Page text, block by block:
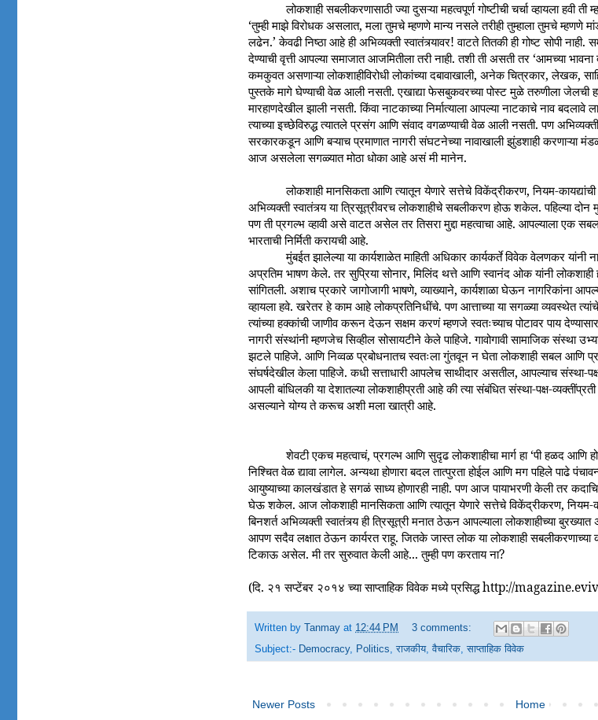
लोकशाही सबलीकरणासाठी ज्या दुसऱ्या महत्वपूर्ण गोष्टीची चर्चा व्हायला हवी
‘तुम्ही माझे विरोधक असलात, मला तुमचे म्हणणे मान्य नसले तरीही तुम्हाला तुमचे म्हणणे
लढेन.’ केवढी निष्ठा आहे ही अभिव्यक्ती स्वातंत्र्यावर! वाटते तितकी ही गोष्ट सोपी नाही.
देण्याची वृत्ती आपल्या समाजात आजमितीला तरी नाही. तशी ती असती तर ‘आमच्या
कमकुवत असणाऱ्या लोकशाहीविरोधी लोकांच्या दबावाखाली, अनेक चित्रकार, लेखक,
पुस्तके मागे घेण्याची वेळ आली नसती. एखाद्या फेसबुकवरच्या पोस्ट मुळे तरुणीला जेलची
मारहाणदेखील झाली नसती. किंवा नाटकाच्या निर्मात्याला आपल्या नाटकाचे नाव
त्याच्या इच्छेविरुद्ध त्यातले प्रसंग आणि संवाद वगळण्याची वेळ आली नसती. पण अभिव्यक्ती
सरकारकडून आणि बऱ्याच प्रमाणात नागरी संघटनेच्या नावाखाली झुंडशाही करणाऱ्या
आज असलेला सगळ्यात मोठा धोका आहे असं मी मानेन.
लोकशाही मानसिकता आणि त्यातून येणारे सत्तेचे विकेंद्रीकरण, नियम-
अभिव्यक्ती स्वातंत्र्य या त्रिसूत्रीवरच लोकशाहीचे सबलीकरण होऊ शकेल. पहिल्या दोन
पण ती प्रगल्भ व्हावी असे वाटत असेल तर तिसरा मुद्दा महत्वाचा आहे. आपल्याला एक
भारताची निर्मिती करायची आहे.
मुंबईत झालेल्या या कार्यशाळेत माहिती अधिकार कार्यकर्ते विवेक वेलणकर
अप्रतिम भाषण केले. तर सुप्रिया सोनार, मिलिंद थत्ते आणि स्वानंद ओक यांनी लोकशाही
सांगितली. अशाच प्रकारे जागोजागी भाषणे, व्याख्याने, कार्यशाळा घेऊन नागरिकांना
व्हायला हवे. खरेतर हे काम आहे लोकप्रतिनिधींचे. पण आत्ताच्या या सगळ्या व्यवस्थेत
त्यांच्या हक्कांची जाणीव करून देऊन सक्षम करणं म्हणजे स्वतःच्याच पोटावर पाय
नागरी संस्थांनी म्हणजेच सिव्हील सोसायटीने केले पाहिजे. गावोगावी सामाजिक संस्था
झटले पाहिजे. आणि निव्वळ प्रबोधनातच स्वतःला गुंतवून न घेता लोकशाही सबल आणि
संघर्षदेखील केला पाहिजे. कधी सत्ताधारी आपलेच साथीदार असतील, आपल्याच संस्था-
आपली बांधिलकी या देशातल्या लोकशाहीप्रती आहे की त्या संबंधित संस्था-पक्ष-
असल्याने योग्य ते करूच अशी मला खात्री आहे.
शेवटी एकच महत्वाचं, प्रगल्भ आणि सुदृढ लोकशाहीचा मार्ग हा ‘पी हळद आणि हो
निश्चित वेळ द्यावा लागेल. अन्यथा होणारा बदल तात्पुरता होईल आणि मग पहिले पाढे
आयुष्याच्या कालखंडात हे सगळं साध्य होणारही नाही. पण आज पायाभरणी केली तर
घेऊ शकेल. आज लोकशाही मानसिकता आणि त्यातून येणारे सत्तेचे विकेंद्रीकरण, नियम-
बिनशर्त अभिव्यक्ती स्वातंत्र्य ही त्रिसूत्री मनात ठेऊन आपल्याला लोकशाहीच्या
आपण सदैव लक्षात ठेऊन कार्यरत राहू. जितके जास्त लोक या लोकशाही सबलीकरणाच्या
टिकाऊ असेल. मी तर सुरुवात केली आहे... तुम्ही पण करताय ना?
(दि. २१ सप्टेंबर २०१४ च्या साप्ताहिक विवेक मध्ये प्रसिद्ध http://
Written by Tanmay at 12:44 PM
3 comments:
Subject:- Democracy, Politics ,राजकीय,वैचारिक ,साप्ताहिक विवेक
Newer Posts Home